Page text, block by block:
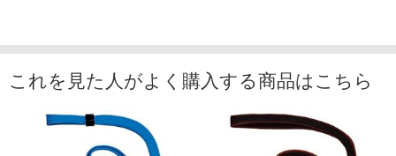
これを見た人がよく購入する商品はこちら